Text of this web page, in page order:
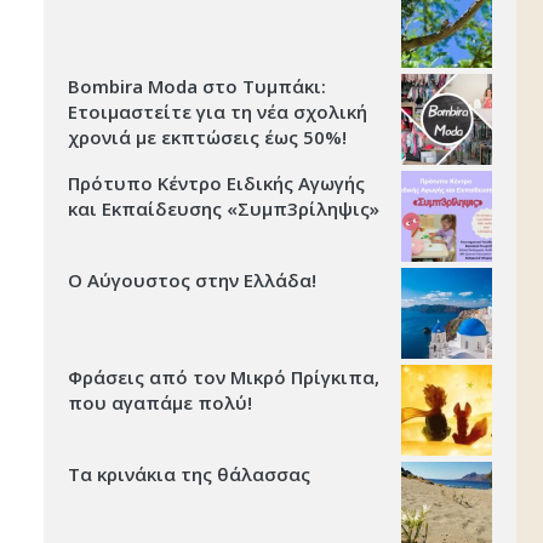
Bombira Moda στο Τυμπάκι:
Ετοιμαστείτε για τη νέα σχολική
χρονιά με εκπτώσεις έως 50%!
Πρότυπο Κέντρο Ειδικής Αγωγής
και Εκπαίδευσης «Συμπ3ρίληψις»
Ο Αύγουστος στην Ελλάδα!
Φράσεις από τον Μικρό Πρίγκιπα,
που αγαπάμε πολύ!
Τα κρινάκια της θάλασσας